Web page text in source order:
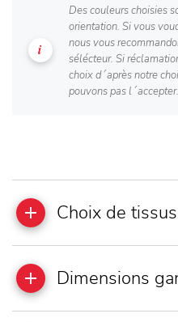
Des couleurs choisies
orientation. Si vous
nous vous
sélécteur. Si
choix d´après notre
pouvons pas l´accepter.
Choix de tissus
Dimensions